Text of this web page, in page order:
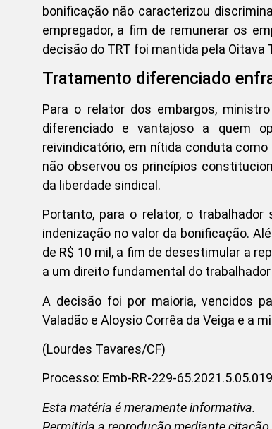
bonificação não caracterizou
empregador, a fim de remunerar os
decisão do TRT foi mantida pela Oitava
Tratamento diferenciado
Para o relator dos embargos,
diferenciado e vantajoso a quem
reivindicatório, em nítida conduta
não observou os princípios
da liberdade sindical.
Portanto, para o relator, o
indenização no valor da bonificação.
de R$ 10 mil, a fim de desestimular a
a um direito fundamental do
A decisão foi por maioria, vencidos
Valadão e Aloysio Corrêa da Veiga e a
(Lourdes Tavares/CF)
Processo: Emb-RR-229-
Esta matéria é meramente informativa.